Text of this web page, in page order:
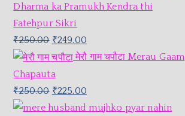
Dharma ka Pramukh Kendra thi
Fatehpur Sikri
₹250.00 ₹249.00
मेरौ गाम चपौटा Merau Gaam
Chapauta
₹250.00 ₹225.00